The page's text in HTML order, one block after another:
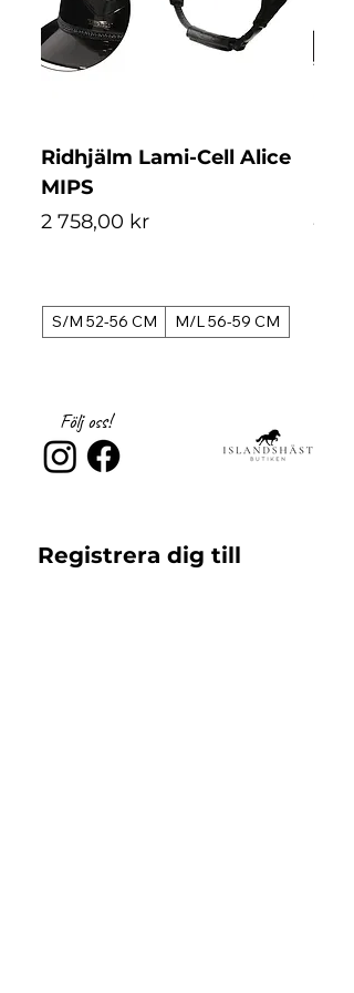
originaliteten bär Equos Auroras signatur,
vilket gör 'Astralis' till ett verkligt speciellt
plagg.
Ridhjälm Lami-Cell Alice
MIPS
Pris
2 758,00 kr
S/M 52-56 CM M/L 56-59 CM
Pris
4
Följ oss!
Registrera dig till